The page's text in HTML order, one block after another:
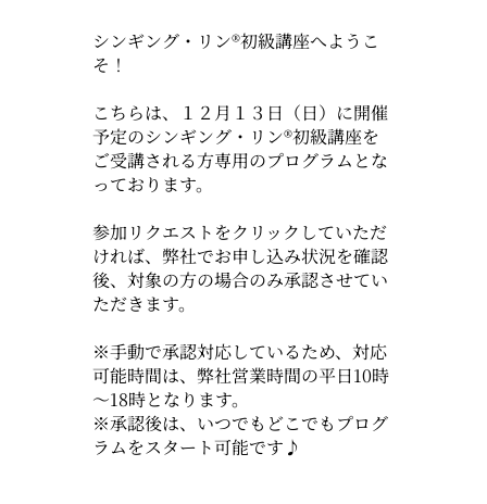
シンギング・リン®初級講座へようこ
そ！
こちらは、１２月１３日（日）に開催
予定のシンギング・リン®初級講座を
ご受講される方専用のプログラムとな
っております。
参加リクエストをクリックしていただ
ければ、弊社でお申し込み状況を確認
後、対象の方の場合のみ承認させてい
ただきます。
※手動で承認対応しているため、対応
可能時間は、弊社営業時間の平日10時
～18時となります。
※承認後は、いつでもどこでもプログ
ラムをスタート可能です♪